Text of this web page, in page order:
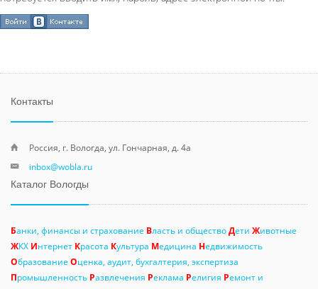
Контакты
Россия, г. Вологда, ул. Гончарная, д. 4а
inbox@wobla.ru
Каталог Вологды
Банки, финансы и страхование Власть и обществоДети Животные
ЖКХ Интернет Красота Культура Медицина Недвижимость
Образование Оценка, аудит, бухгалтерия, экспертиза
Промышленность Развлечения Реклама Религия Ремонт и